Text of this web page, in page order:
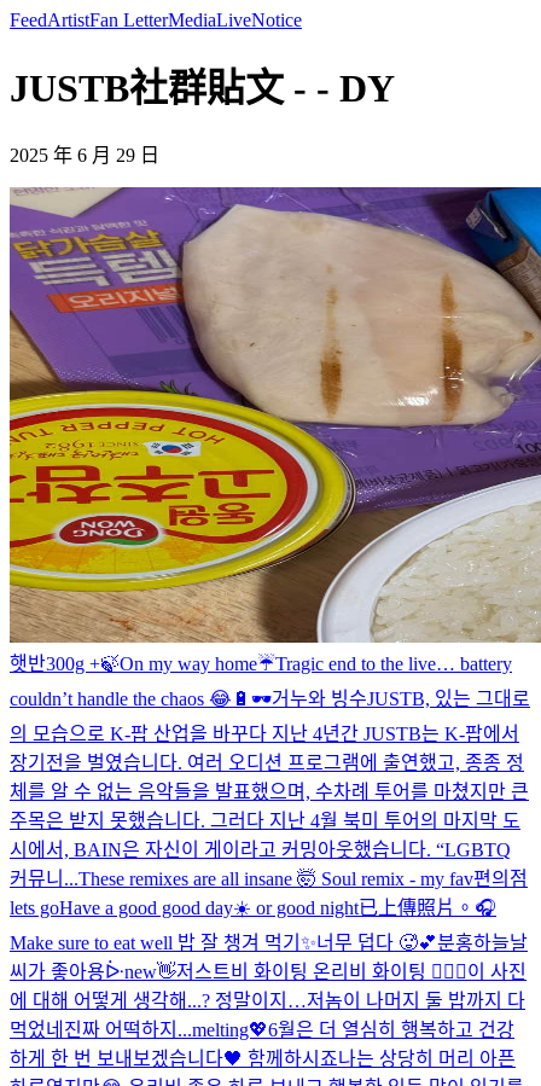
FeedArtistFan LetterMediaLiveNotice
JUSTB社群貼文 - - DY
2025 年 6 月 29 日
햇반300g +🍃On my way home☔️Tragic end to the live… battery
couldn’t handle the chaos 😂🔋 🕶거누와 빙수JUSTB, 있는 그대로
의 모습으로 K-팝 산업을 바꾸다 지난 4년간 JUSTB는 K-팝에서
장기전을 벌였습니다. 여러 오디션 프로그램에 출연했고, 종종 정
체를 알 수 없는 음악들을 발표했으며, 수차례 투어를 마쳤지만 큰
주목은 받지 못했습니다. 그러다 지난 4월 북미 투어의 마지막 도
시에서, BAIN은 자신이 게이라고 커밍아웃했습니다. “LGBTQ
커뮤니...These remixes are all insane 🤯 Soul remix - my fav편의점
lets goHave a good good day☀️ or good night已上傳照片。 🎧
Make sure to eat well 밥 잘 챙겨 먹기✨너무 덥다 🥵💕분홍하늘날
씨가 좋아용ᐕnew👋저스트비 화이팅 온리비 화이팅 ❤️‍🔥🖤이 사진
에 대해 어떻게 생각해...? 정말이지…저놈이 나머지 둘 밥까지 다
먹었네 진짜 어떡하지...melting💖6월은 더 열심히 행복하고 건강
하게 한 번 보내보겠습니다🖤 함께하시죠나는 상당히 머리 아픈